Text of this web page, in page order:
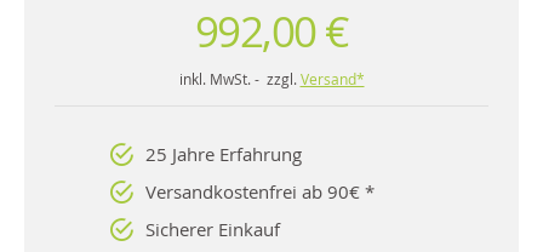
992,00 €
inkl. MwSt. - zzgl. Versand*
25 Jahre Erfahrung
Versandkostenfrei ab 90€ *
Sicherer Einkauf